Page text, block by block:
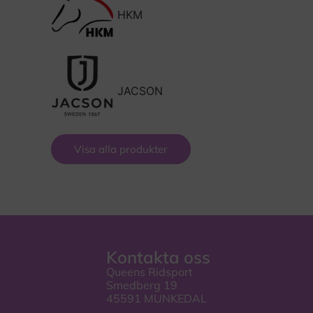
HKM
JACSON
Visa alla produkter
Kontakta oss
Queens Ridsport
Smedberg 19
45591 MUNKEDAL